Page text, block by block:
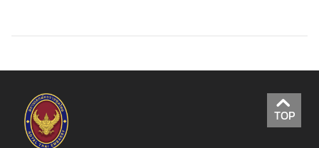
o
o
r
a
TOP